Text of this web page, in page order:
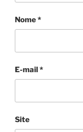
Nome*
E-mail*
Site